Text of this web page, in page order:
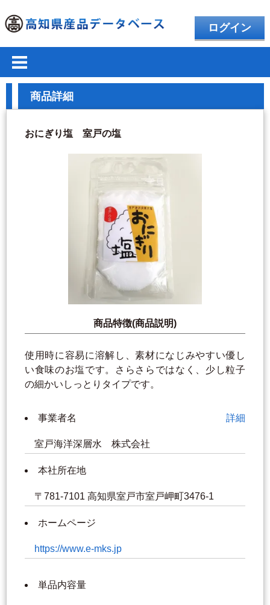
ログイン
商品詳細
おにぎり塩 室戸の塩
商品特徴(商品説明)
使用時に容易に溶解し、素材になじみやすい優し
い食味のお塩です。さらさらではなく、少し粒子
の細かいしっとりタイプです。
事業者名 詳細
室戸海洋深層水 株式会社
本社所在地
〒781-7101 高知県室戸市室戸岬町3476-1
ホームページ
https://www.e-mks.jp
単品内容量